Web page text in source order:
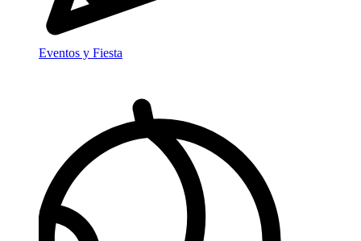
Eventos y Fiesta